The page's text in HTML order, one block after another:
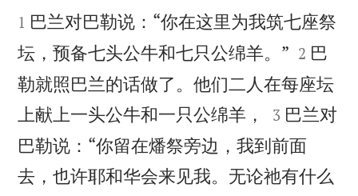


1 巴兰对巴勒说：“你在这里为我筑七座祭
坛，预备七头公牛和七只公绵羊。” 

2 巴
勒就照巴兰的话做了。他们二人在每座坛
上献上一头公牛和一只公绵羊，


3 巴兰对
巴勒说：“你留在燔祭旁边，我到前面
去，也许耶和华会来见我。无论祂有什么